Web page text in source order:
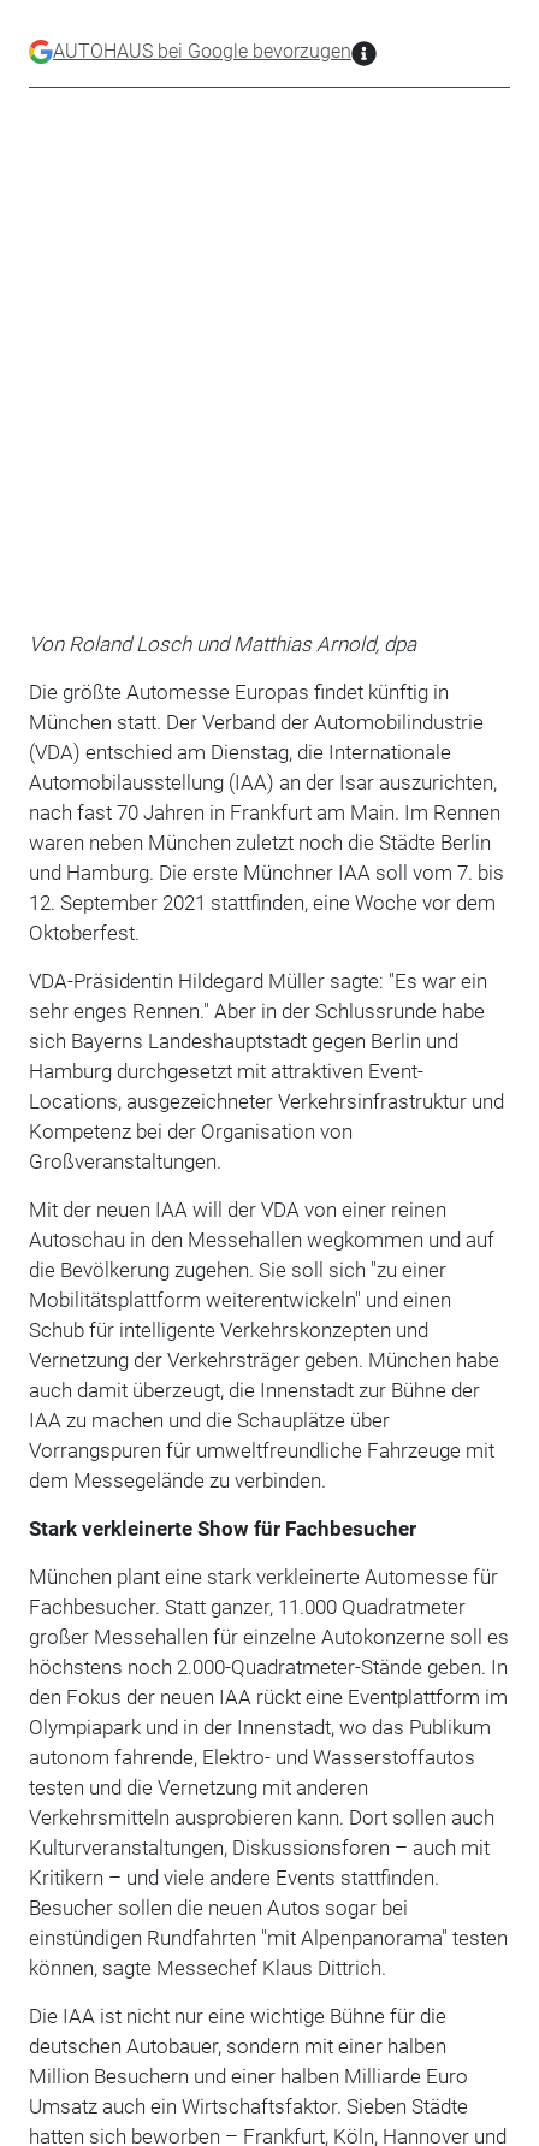
AUTOHAUS bei Google bevorzugen
Von Roland Losch und Matthias Arnold, dpa
Die größte Automesse Europas findet künftig in
München statt. Der Verband der Automobilindustrie
(VDA) entschied am Dienstag, die Internationale
Automobilausstellung (IAA) an der Isar auszurichten,
nach fast 70 Jahren in Frankfurt am Main. Im Rennen
waren neben München zuletzt noch die Städte Berlin
und Hamburg. Die erste Münchner IAA soll vom 7. bis
12. September 2021 stattfinden, eine Woche vor dem
Oktoberfest.
VDA-Präsidentin Hildegard Müller sagte: "Es war ein
sehr enges Rennen." Aber in der Schlussrunde habe
sich Bayerns Landeshauptstadt gegen Berlin und
Hamburg durchgesetzt mit attraktiven Event-
Locations, ausgezeichneter Verkehrsinfrastruktur und
Kompetenz bei der Organisation von
Großveranstaltungen.
Mit der neuen IAA will der VDA von einer reinen
Autoschau in den Messehallen wegkommen und auf
die Bevölkerung zugehen. Sie soll sich "zu einer
Mobilitätsplattform weiterentwickeln" und einen
Schub für intelligente Verkehrskonzepten und
Vernetzung der Verkehrsträger geben. München habe
auch damit überzeugt, die Innenstadt zur Bühne der
IAA zu machen und die Schauplätze über
Vorrangspuren für umweltfreundliche Fahrzeuge mit
dem Messegelände zu verbinden.
Stark verkleinerte Show für Fachbesucher
München plant eine stark verkleinerte Automesse für
Fachbesucher. Statt ganzer, 11.000 Quadratmeter
großer Messehallen für einzelne Autokonzerne soll es
höchstens noch 2.000-Quadratmeter-Stände geben. In
den Fokus der neuen IAA rückt eine Eventplattform im
Olympiapark und in der Innenstadt, wo das Publikum
autonom fahrende, Elektro- und Wasserstoffautos
testen und die Vernetzung mit anderen
Verkehrsmitteln ausprobieren kann. Dort sollen auch
Kulturveranstaltungen, Diskussionsforen – auch mit
Kritikern – und viele andere Events stattfinden.
Besucher sollen die neuen Autos sogar bei
einstündigen Rundfahrten "mit Alpenpanorama" testen
können, sagte Messechef Klaus Dittrich.
Die IAA ist nicht nur eine wichtige Bühne für die
deutschen Autobauer, sondern mit einer halben
Million Besuchern und einer halben Milliarde Euro
Umsatz auch ein Wirtschaftsfaktor. Sieben Städte
hatten sich beworben – Frankfurt, Köln, Hannover und